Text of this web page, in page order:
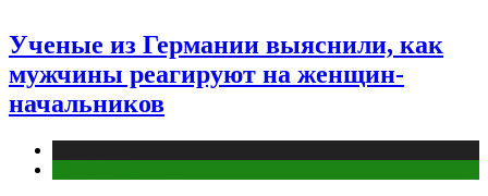
Ученые из Германии выяснили, как
мужчины реагируют на женщин-
начальников